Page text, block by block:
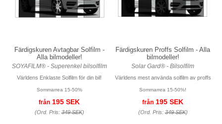
Färdigskuren Avtagbar Solfilm -
Alla bilmodeller!
SOYAFILM® - Superenkel bilsolfilm
Världens Enklaste Solfilm för din bil!
Sommarrea 15-50%
från 195 SEK
(Ord. Pris:349 SEK)
Färdigskuren Proffs Solfilm - Alla
bilmodeller!
Solar Gard® - Bilsolfilm
Världens mest använda solfilm av proffs
Sommarrea 15-50%!
från 195 SEK
(Ord. Pris:349 SEK)